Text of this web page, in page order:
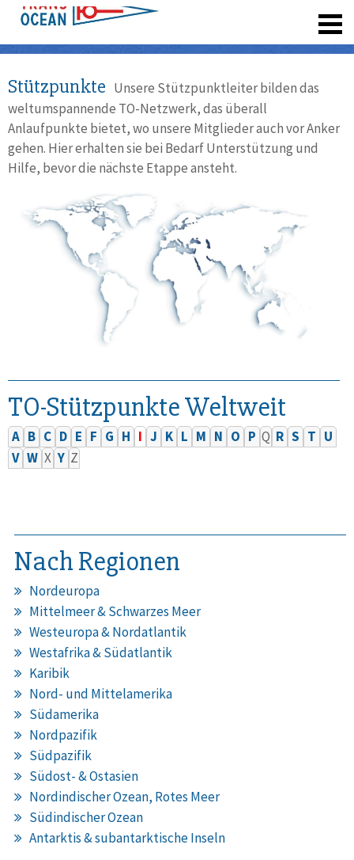
Stützpunkte Unsere Stützpunktleiter bilden das
weltumspannende TO-Netzwerk, das überall
Anlaufpunkte bietet, wo unsere Mitglieder auch vor Anker
gehen. Hier erhalten sie bei Bedarf Unterstützung und
Hilfe, bevor die nächste Etappe ansteht.
TO-Stützpunkte Weltweit
A B C D E F G H I J K L M N O P Q R S T U
V W X Y Z
Nach Regionen
Nordeuropa
Mittelmeer & Schwarzes Meer
Westeuropa & Nordatlantik
Westafrika & Südatlantik
Karibik
Nord- und Mittelamerika
Südamerika
Nordpazifik
Südpazifik
Südost- & Ostasien
Nordindischer Ozean, Rotes Meer
Südindischer Ozean
Antarktis & subantarktische Inseln